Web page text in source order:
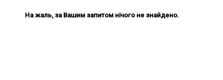
На жаль, за Вашим запитом нічого не знайдено.